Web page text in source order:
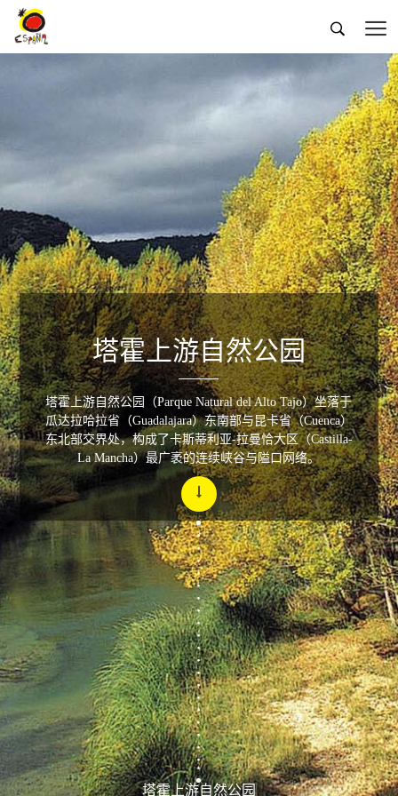
 
塔霍上游自然公园
塔霍上游自然公园
塔霍上游自然公园（Parque Natural del Alto Tajo）坐落于
瓜达拉哈拉省（Guadalajara）东南部与昆卡省（Cuenca）
东北部交界处，构成了卡斯蒂利亚-拉曼恰大区（Castilla-
La Mancha）最广袤的连续峡谷与隘口网络。